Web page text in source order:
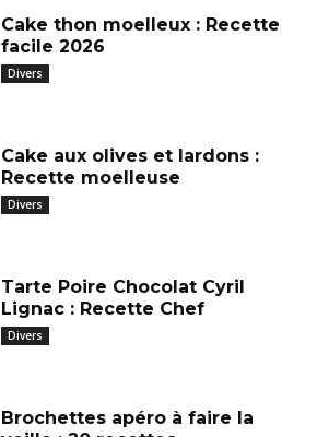
Cake thon moelleux : Recette
facile 2026
Divers
Cake aux olives et lardons :
Recette moelleuse
Divers
Tarte Poire Chocolat Cyril
Lignac : Recette Chef
Divers
Brochettes apéro à faire la